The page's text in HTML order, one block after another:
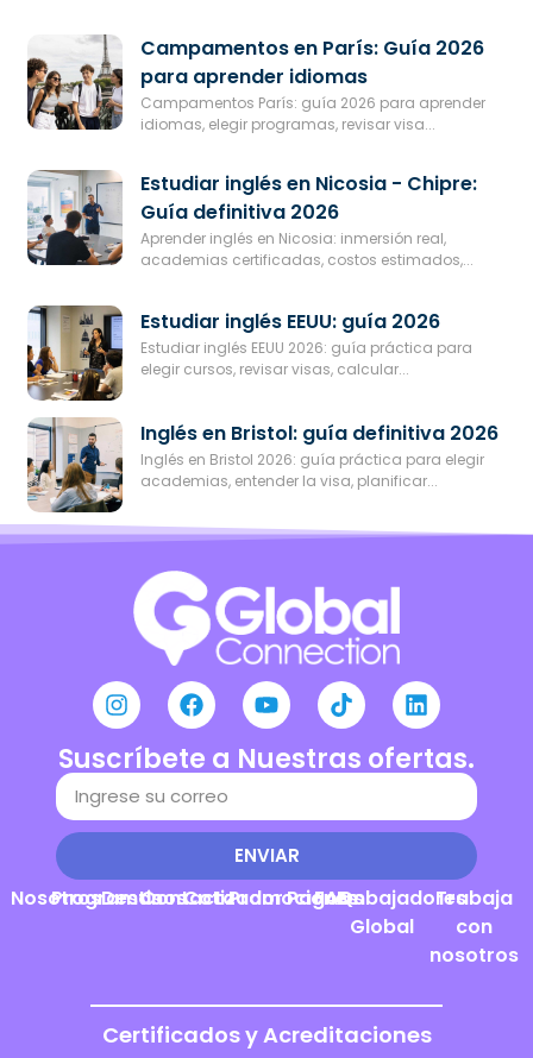
Campamentos en París: Guía 2026
para aprender idiomas
Campamentos París: guía 2026 para aprender
idiomas, elegir programas, revisar visa...
Estudiar inglés en Nicosia - Chipre:
Guía definitiva 2026
Aprender inglés en Nicosia: inmersión real,
academias certificadas, costos estimados,...
Estudiar inglés EEUU: guía 2026
Estudiar inglés EEUU 2026: guía práctica para
elegir cursos, revisar visas, calcular...
Inglés en Bristol: guía definitiva 2026
Inglés en Bristol 2026: guía práctica para elegir
academias, entender la visa, planificar...
Suscríbete a Nuestras ofertas.
ENVIAR
Nosotros
Programas
Destinos
Contacto
Cotizador
Promociones
Pagos
FAQs
Embajadores
Global
Trabaja
con
nosotros
Certificados y Acreditaciones